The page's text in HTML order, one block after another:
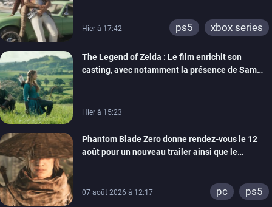
Hier à 17:42 ps5 xbox series
The Legend of Zelda : Le film enrichit son
casting, avec notamment la présence de Sam
Hier à 15:23
Phantom Blade Zero donne rendez-vous le 12
août pour un nouveau trailer ainsi que le
07 août 2026 à 12:17 pc ps5